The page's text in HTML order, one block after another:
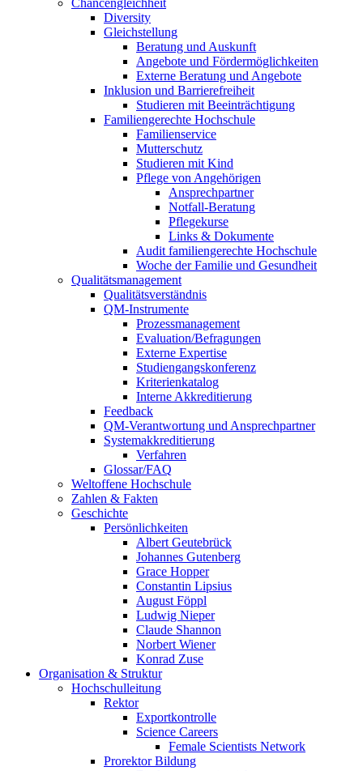
Diversity
Gleichstellung
Beratung und Auskunft
Angebote und Fördermöglichkeiten
Externe Beratung und Angebote
Inklusion und Barrierefreiheit
Studieren mit Beeinträchtigung
Familiengerechte Hochschule
Familienservice
Mutterschutz
Studieren mit Kind
Pflege von Angehörigen
Ansprechpartner
Notfall-Beratung
Pflegekurse
Links & Dokumente
Audit familiengerechte Hochschule
Woche der Familie und Gesundheit
Qualitätsmanagement
Qualitätsverständnis
QM-Instrumente
Prozessmanagement
Evaluation/Befragungen
Externe Expertise
Studiengangskonferenz
Kriterienkatalog
Interne Akkreditierung
Feedback
QM-Verantwortung und Ansprechpartner
Systemakkreditierung
Verfahren
Glossar/FAQ
Weltoffene Hochschule
Zahlen & Fakten
Geschichte
Persönlichkeiten
Albert Geutebrück
Johannes Gutenberg
Grace Hopper
Constantin Lipsius
August Föppl
Ludwig Nieper
Claude Shannon
Norbert Wiener
Konrad Zuse
Organisation & Struktur
Hochschulleitung
Rektor
Exportkontrolle
Science Careers
Female Scientists Network
Prorektor Bildung